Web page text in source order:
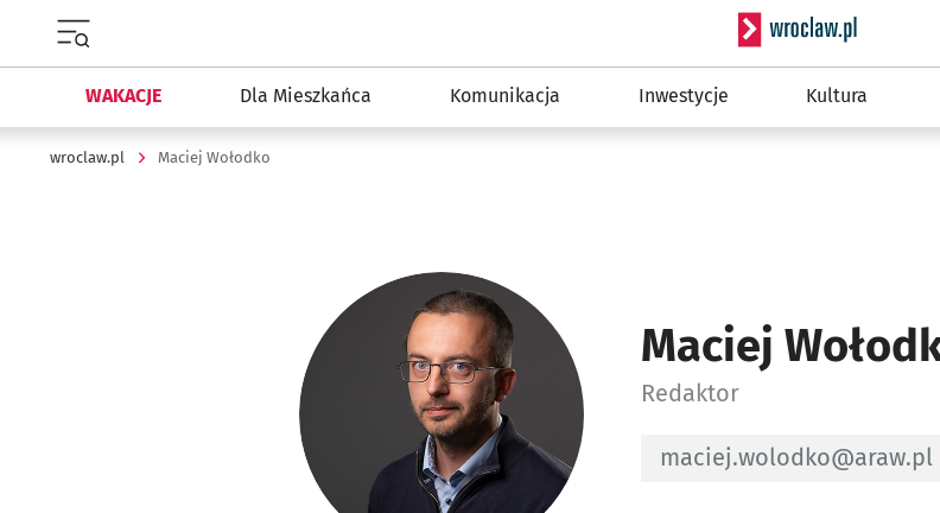
Serwis
WAKACJE Dla Mieszkańca Komunikacja Inwestycje Kultura
wroclaw.pl Maciej Wołodko
Maciej
Redaktor
Adres e-mail do Redaktor
maciej.wolodko@araw.pl